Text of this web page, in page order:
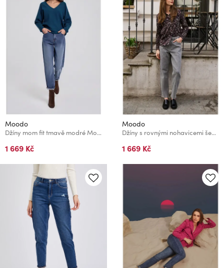
Moodo
Džíny mom fit tmavě modré Moodo
1 669 Kč
Moodo
Džíny s rovnými nohavicemi šedé Moodo
1 669 Kč